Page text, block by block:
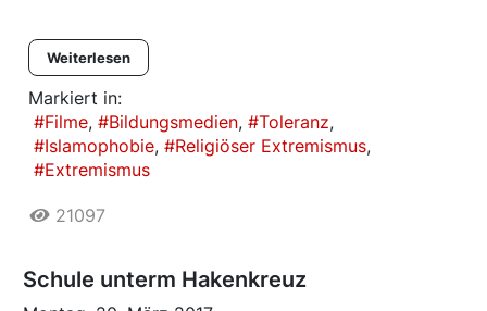
Weiterlesen
Markiert in:
Filme
Bildungsmedien
Toleranz
Islamophobie
Religiöser Extremismus
Extremismus
21097
Schule unterm Hakenkreuz